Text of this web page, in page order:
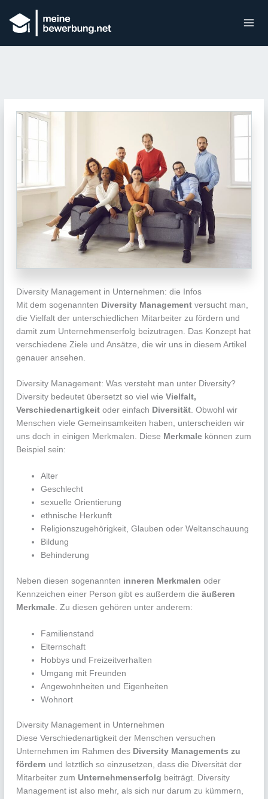
Diversity Management in Unternehmen: die Infos
Mit dem sogenannten Diversity Managementversucht man,
die Vielfalt der unterschiedlichen Mitarbeiter zu fördern und
damit zum Unternehmenserfolg beizutragen. Das Konzept hat
verschiedene Ziele und Ansätze, die wir uns in diesem Artikel
genauer ansehen.
Diversity Management: Was versteht man unter Diversity?
Diversity bedeutet übersetzt so viel wieVielfalt,
Verschiedenartigkeit oder einfach Diversität. Obwohl wir
Menschen viele Gemeinsamkeiten haben, unterscheiden wir
uns doch in einigen Merkmalen. Diese Merkmale können zum
Beispiel sein:
Alter
Geschlecht
sexuelle Orientierung
ethnische Herkunft
Religionszugehörigkeit, Glauben oder Weltanschauung
Bildung
Behinderung
Neben diesen sogenannten inneren Merkmalen oder
Kennzeichen einer Person gibt es außerdem dieäußeren
Merkmale . Zu diesen gehören unter anderem:
Familienstand
Elternschaft
Hobbys und Freizeitverhalten
Umgang mit Freunden
Angewohnheiten und Eigenheiten
Wohnort
Diversity Management in Unternehmen
Diese Verschiedenartigkeit der Menschen versuchen
Unternehmen im Rahmen des Diversity Managements zu
fördern und letztlich so einzusetzen, dass die Diversität der
Mitarbeiter zum Unternehmenserfolg beiträgt. Diversity
Management ist also mehr, als sich nur darum zu kümmern,